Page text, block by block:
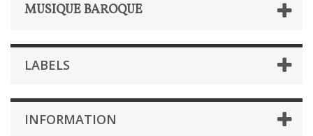
MUSIQUE BAROQUE
LABELS
INFORMATION